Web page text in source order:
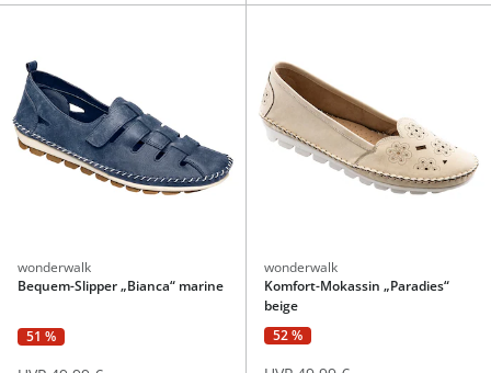
wonderwalk
Bequem-Slipper „Bianca“ marine
51 %
wonderwalk
Komfort-Mokassin „Paradies“
beige
52 %